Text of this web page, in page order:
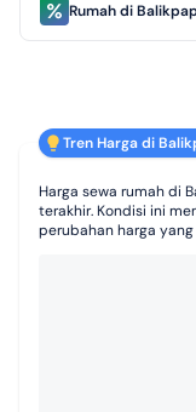
Rumah di
Tren Harga di
Harga sewa rumah di
terakhir. Kondisi ini
perubahan harga